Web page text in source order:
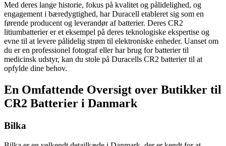
Med deres lange historie, fokus på kvalitet og pålidelighed, og
engagement i bæredygtighed, har Duracell etableret sig som en
førende producent og leverandør af batterier. Deres CR2
litiumbatterier er et eksempel på deres teknologiske ekspertise og
evne til at levere pålidelig strøm til elektroniske enheder. Uanset om
du er en professionel fotograf eller har brug for batterier til
medicinsk udstyr, kan du stole på Duracells CR2 batterier til at
opfylde dine behov.
En Omfattende Oversigt over Butikker til
CR2 Batterier i Danmark
Bilka